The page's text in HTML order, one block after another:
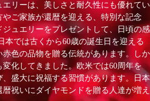
リーは、美しさと耐久性にも優れてい
ご家族が還暦を迎える、特別な記念
ュエリーをプレゼントして、日頃の感
本では古くから60歳の誕生日を迎える
色の品物を贈る伝統があります。しか
化してきました。欧米では60周年を
、盛大に祝福する習慣があります。日本
祝いにダイヤモンドを贈る人達が増え